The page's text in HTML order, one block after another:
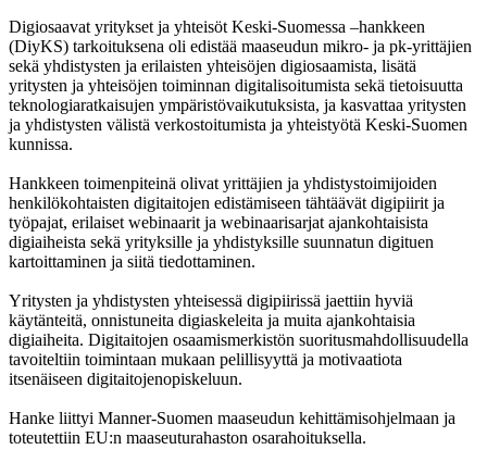
Digiosaavat yritykset ja yhteisöt Keski-Suomessa –hankkeen
(DiyKS) tarkoituksena oli edistää maaseudun mikro- ja pk-yrittäjien
sekä yhdistysten ja erilaisten yhteisöjen digiosaamista, lisätä
yritysten ja yhteisöjen toiminnan digitalisoitumista sekä tietoisuutta
teknologiaratkaisujen ympäristövaikutuksista, ja kasvattaa yritysten
ja yhdistysten välistä verkostoitumista ja yhteistyötä Keski-Suomen
kunnissa.
Hankkeen toimenpiteinä olivat yrittäjien ja yhdistystoimijoiden
henkilökohtaisten digitaitojen edistämiseen tähtäävät digipiirit ja
työpajat, erilaiset webinaarit ja webinaarisarjat ajankohtaisista
digiaiheista sekä yrityksille ja yhdistyksille suunnatun digituen
kartoittaminen ja siitä tiedottaminen.
Yritysten ja yhdistysten yhteisessä digipiirissä jaettiin hyviä
käytänteitä, onnistuneita digiaskeleita ja muita ajankohtaisia
digiaiheita. Digitaitojen osaamismerkistön suoritusmahdollisuudella
tavoiteltiin toimintaan mukaan pelillisyyttä ja motivaatiota
itsenäiseen digitaitojenopiskeluun.
Hanke liittyi Manner-Suomen maaseudun kehittämisohjelmaan ja
toteutettiin EU:n maaseuturahaston osarahoituksella.